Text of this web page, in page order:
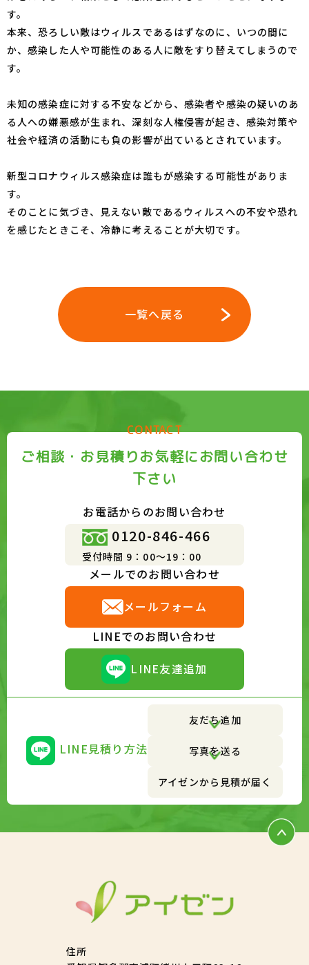
す。
本来、恐ろしい敵はウィルスであるはずなのに、いつの間に
か、感染した人や可能性のある人に敵をすり替えてしまうので
す。
未知の感染症に対する不安などから、感染者や感染の疑いのあ
る人への嫌悪感が生まれ、深刻な人権侵害が起き、感染対策や
社会や経済の活動にも負の影響が出ているとされています。
新型コロナウィルス感染症は誰もが感染する可能性がありま
す。
そのことに気づき、見えない敵であるウィルスへの不安や恐れ
を感じたときこそ、冷静に考えることが大切です。
一覧へ戻る
CONTACT
ご相談・お見積りお気軽にお問い合わせ
下さい
お電話からのお問い合わせ
0120-846-466
受付時間 9：00～19：00
メールでのお問い合わせ
メールフォーム
LINEでのお問い合わせ
LINE友達追加
LINE見積り方法
友だち追加
写真を送る
アイゼンから見積が届く
住所